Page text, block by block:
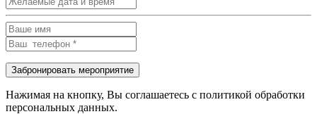
Нажимая на кнопку, Вы соглашаетесь с политикой обработки
персональных данных.